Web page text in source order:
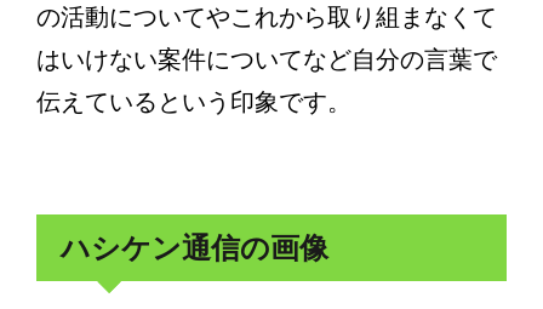
の活動についてやこれから取り組まなくて
はいけない案件についてなど自分の言葉で
伝えているという印象です。
ハシケン通信の画像